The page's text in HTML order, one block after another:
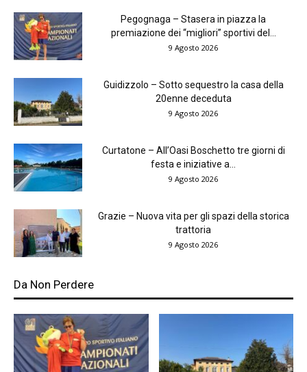
Pegognaga – Stasera in piazza la
premiazione dei “migliori” sportivi del...
9 Agosto 2026
Guidizzolo – Sotto sequestro la casa della
20enne deceduta
9 Agosto 2026
Curtatone – All’Oasi Boschetto tre giorni di
festa e iniziative a...
9 Agosto 2026
Grazie – Nuova vita per gli spazi della storica
trattoria
9 Agosto 2026
Da Non Perdere